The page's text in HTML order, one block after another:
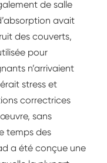
de salle
avait
des couverts,
pour
n’arrivaient
stress et
correctrices
sans
temps des
a été conçue une